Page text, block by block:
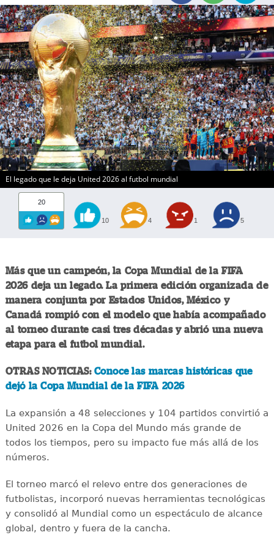
El legado que le deja United 2026 al futbol mundial
20
10 4 1 5
Más que un campeón, la Copa Mundial de la FIFA
2026 deja un legado. La primera edición organizada de
manera conjunta por Estados Unidos, México y
Canadá rompió con el modelo que había acompañado
al torneo durante casi tres décadas y abrió una nueva
etapa para el futbol mundial.
OTRAS NOTICIAS: Conoce las marcas históricas que
dejó la Copa Mundial de la FIFA 2026
La expansión a 48 selecciones y 104 partidos convirtió a
United 2026 en la Copa del Mundo más grande de
todos los tiempos, pero su impacto fue más allá de los
números.
El torneo marcó el relevo entre dos generaciones de
futbolistas, incorporó nuevas herramientas tecnológicas
y consolidó al Mundial como un espectáculo de alcance
global, dentro y fuera de la cancha.